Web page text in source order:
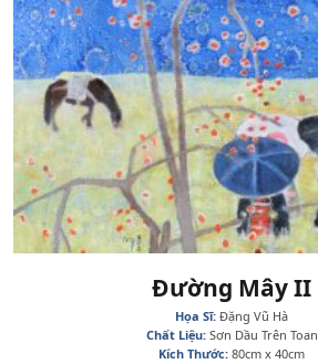
Đường Mây II
Họa Sĩ: Đặng Vũ Hà
Chất Liệu:Sơn Dầu Trên Toan
Kích Thước: 80cm x 40cm